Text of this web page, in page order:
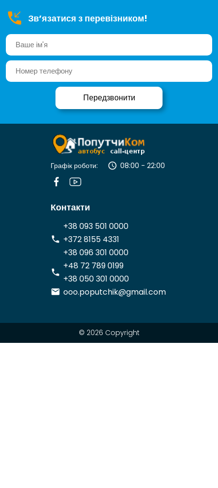
Зв’язатися з перевізником!
Графік роботи: 08:00 - 22:00
Контакти
+38 093 501 0000
+372 8155 4331
+38 096 301 0000
+48 72 789 0199
+38 050 301 0000
ooo.poputchik@gmail.com
© 2026 Copyright